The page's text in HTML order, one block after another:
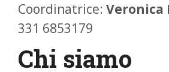
Coordinatrice:
331 6853179
Chi siamo